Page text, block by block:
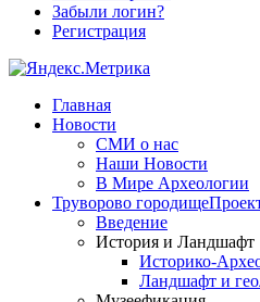
Забыли логин?
Регистрация
Главная
Новости
СМИ о нас
Наши Новости
В Мире Археологии
Труворово городище
Введение
История и Ландшафт
Историко-
Ландшафт и